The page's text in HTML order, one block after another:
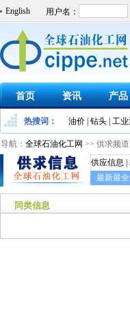
English
首页 资讯 产品
热搜词： 油价 钻头 工业
导航： 全球石油化工网 >> 供求频道
供应信息 |
最新最
同类信息